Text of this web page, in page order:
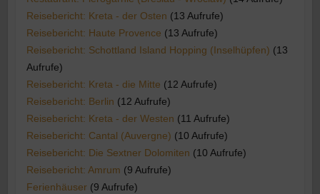
Reisebericht: Kreta - der Osten (13 Aufrufe)
Reisebericht: Haute Provence (13 Aufrufe)
Reisebericht: Schottland Island Hopping (Inselhüpfen) (13
Aufrufe)
Reisebericht: Kreta - die Mitte (12 Aufrufe)
Reisebericht: Berlin (12 Aufrufe)
Reisebericht: Kreta - der Westen (11 Aufrufe)
Reisebericht: Cantal (Auvergne) (10 Aufrufe)
Reisebericht: Die Sextner Dolomiten (10 Aufrufe)
Reisebericht: Amrum (9 Aufrufe)
Ferienhäuser (9 Aufrufe)